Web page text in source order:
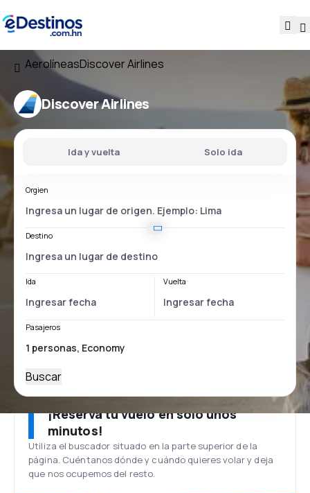
AerolíneasDiscover Airlines
Discover Airlines
Ida y vuelta Solo ida
Orgien
Destino
Ida Vuelta
Pasajeros
Buscar
¡Reserva tu vuelo en solo unos
minutos!
Utiliza el buscador situado en la parte superior de la
página. Cuéntanos dónde y cuándo quieres volar y deja
que nos ocupemos del resto.